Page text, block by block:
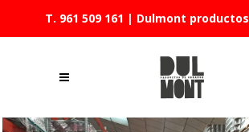
T. 961 509 161 | Dulmont